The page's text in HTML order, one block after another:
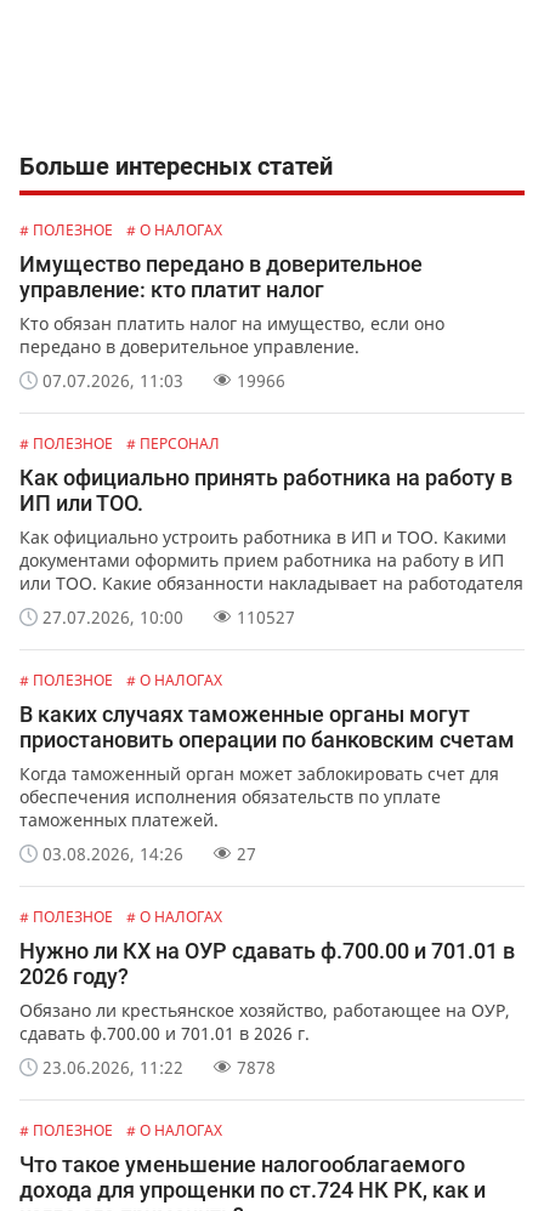
Больше интересных статей
# ПОЛЕЗНОЕ # О НАЛОГАХ
Имущество передано в доверительное
управление: кто платит налог
Кто обязан платить налог на имущество, если оно
передано в доверительное управление.
07.07.2026, 11:03
19966
# ПОЛЕЗНОЕ # ПЕРСОНАЛ
Как официально принять работника на работу в
ИП или ТОО.
Как официально устроить работника в ИП и ТОО. Какими
документами оформить прием работника на работу в ИП
или ТОО. Какие обязанности накладывает на работодателя
официальное оформление работников.
27.07.2026, 10:00 110527
# ПОЛЕЗНОЕ # О НАЛОГАХ
В каких случаях таможенные органы могут
приостановить операции по банковским счетам
Когда таможенный орган может заблокировать счет для
обеспечения исполнения обязательств по уплате
таможенных платежей.
03.08.2026, 14:26
27
# ПОЛЕЗНОЕ # О НАЛОГАХ
Нужно ли КХ на ОУР сдавать ф.700.00 и 701.01 в
2026 году?
Обязано ли крестьянское хозяйство, работающее на ОУР,
сдавать ф.700.00 и 701.01 в 2026 г.
23.06.2026, 11:22
7878
# ПОЛЕЗНОЕ # О НАЛОГАХ
Что такое уменьшение налогооблагаемого
дохода для упрощенки по ст.724 НК РК, как и